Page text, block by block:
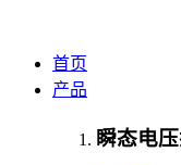
首页
产品
瞬态电